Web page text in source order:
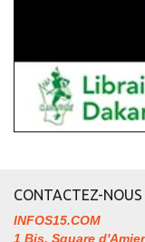
CONTACTEZ-NOUS
INFOS15.COM
1 Bis, Square